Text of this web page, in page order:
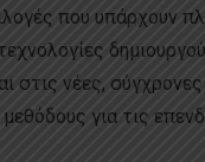
που υπάρχουν
στις νέες,
μεθόδους για τις